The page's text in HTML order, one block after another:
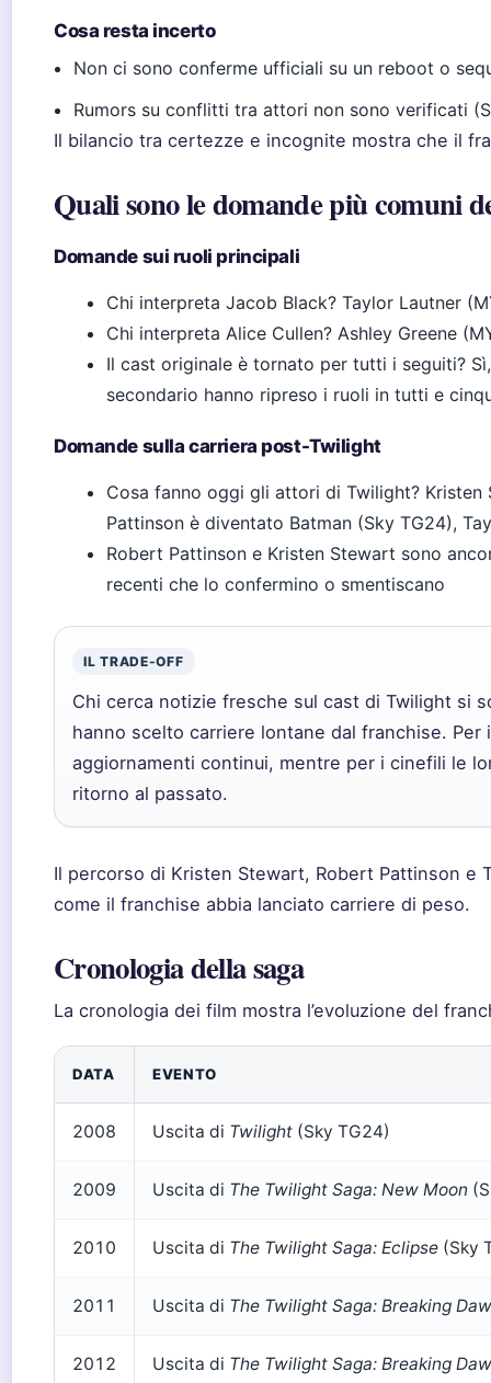
Cosa resta incerto
Non ci sono conferme ufficiali su un reboot o
Rumors su conflitti tra attori non sono verificati
Il bilancio tra certezze e incognite mostra che il
Quali sono le domande più comuni
Domande sui ruoli principali
Chi interpreta Jacob Black? Taylor Lautner
Chi interpreta Alice Cullen? Ashley Greene
Il cast originale è tornato per tutti i seguiti?
secondario hanno ripreso i ruoli in tutti e
Domande sulla carriera post-Twilight
Cosa fanno oggi gli attori di Twilight?
Pattinson è diventato Batman (Sky TG24),
Robert Pattinson e Kristen Stewart sono
recenti che lo confermino o smentiscano
IL TRADE-OFF
Chi cerca notizie fresche sul cast di Twilight si
hanno scelto carriere lontane dal franchise.
aggiornamenti continui, mentre per i cinefili le
ritorno al passato.
Il percorso di Kristen Stewart, Robert Pattinson e
come il franchise abbia lanciato carriere di peso.
Cronologia della saga
La cronologia dei film mostra l’evoluzione del
DATA EVENTO
2008 Uscita di Twilight (Sky TG24)
2009 Uscita di The Twilight Saga: New Moon
2010 Uscita di The Twilight Saga: Eclipse (Sky
2011 Uscita di The Twilight Saga: Breaking
2012 Uscita di The Twilight Saga: Breaking